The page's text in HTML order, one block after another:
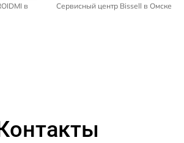
в
Сервисный центр Bissell в Омске